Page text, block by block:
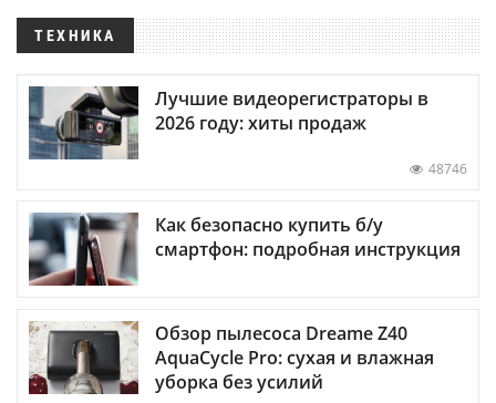
ТЕХНИКА
Лучшие видеорегистраторы в
2026 году: хиты продаж
48746
Как безопасно купить б/у
смартфон: подробная инструкция
Обзор пылесоса Dreame Z40
AquaCycle Pro: сухая и влажная
уборка без усилий